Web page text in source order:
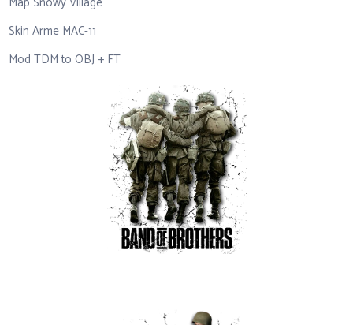
Skin Arme MAC-11
Mod TDM to OBJ + FT